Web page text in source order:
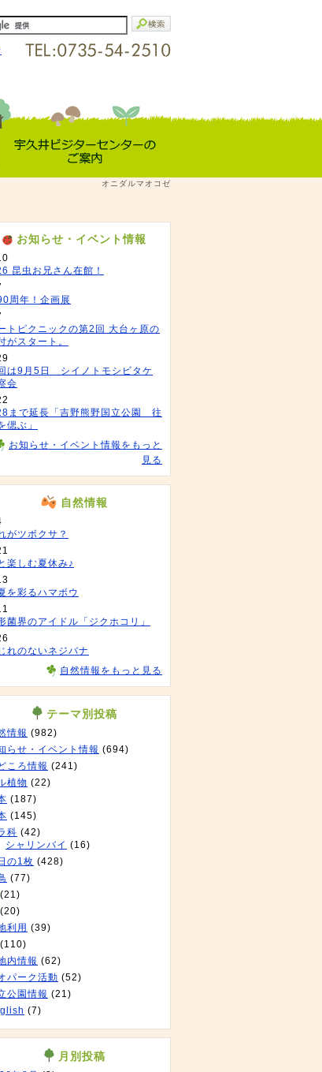
宇久井VCオニダルマオコゼ
お知らせ・イベント情報
昆虫お兄さん在館！
周年！企画展
トピクニックの第2回 大台ヶ原の
がスタート。
は9月5日 シイノトモシビタケ
会
まで延長「吉野熊野国立公園 往
偲ぶ」
お知らせ・イベント情報をもっと
見る
自然情報
がツボクサ？
楽しむ夏休み♪
を彩るハマボウ
菌界のアイドル「ジクホコリ」
れのないネジバナ
自然情報をもっと見る
テーマ別投稿
情報 (982)
らせ・イベント情報 (694)
ころ情報 (241)
植物 (22)
(187)
(145)
科 (42)
シャリンバイ (16)
の1枚 (428)
(77)
(21)
(20)
利用 (39)
(110)
内情報 (62)
パーク活動 (52)
公園情報 (21)
(7)
月別投稿